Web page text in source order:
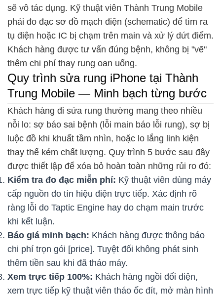
sẽ vô tác dụng. Kỹ thuật viên Thành Trung Mobile
phải đo đạc sơ đồ mạch điện (schematic) để tìm ra
tụ điện hoặc IC bị chạm trên main và xử lý dứt điểm.
Khách hàng được tư vấn đúng bệnh, không bị "vẽ"
thêm chi phí thay rung oan uổng.
Quy trình sửa rung iPhone tại Thành
Trung Mobile — Minh bạch từng bước
Khách hàng đi sửa rung thường mang theo nhiều
nỗi lo: sợ báo sai bệnh (lỗi main báo lỗi rung), sợ bị
luộc đồ khi khuất tầm nhìn, hoặc lo lắng linh kiện
thay thế kém chất lượng. Quy trình 5 bước sau đây
được thiết lập để xóa bỏ hoàn toàn những rủi ro đó:
Kiểm tra đo đạc miễn phí: Kỹ thuật viên dùng máy
cấp nguồn đo tín hiệu điện trực tiếp. Xác định rõ
ràng lỗi do Taptic Engine hay do chạm main trước
khi kết luận.
Báo giá minh bạch: Khách hàng được thông báo
chi phí trọn gói [price]. Tuyệt đối không phát sinh
thêm tiền sau khi đã tháo máy.
Xem trực tiếp 100%: Khách hàng ngồi đối diện,
xem trực tiếp kỹ thuật viên tháo ốc đít, mở màn hình